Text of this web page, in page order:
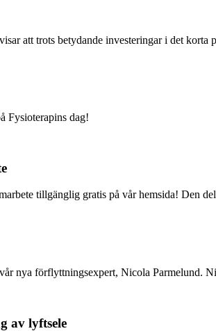
att trots betydande investeringar i det korta
Fysioterapins dag!
tillgänglig gratis på vår hemsida! Den
nya förflyttningsexpert, Nicola Parmelund.
av lyftsele